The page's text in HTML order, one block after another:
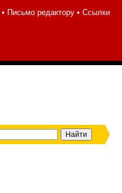
• Письмо редактору • Ссылки